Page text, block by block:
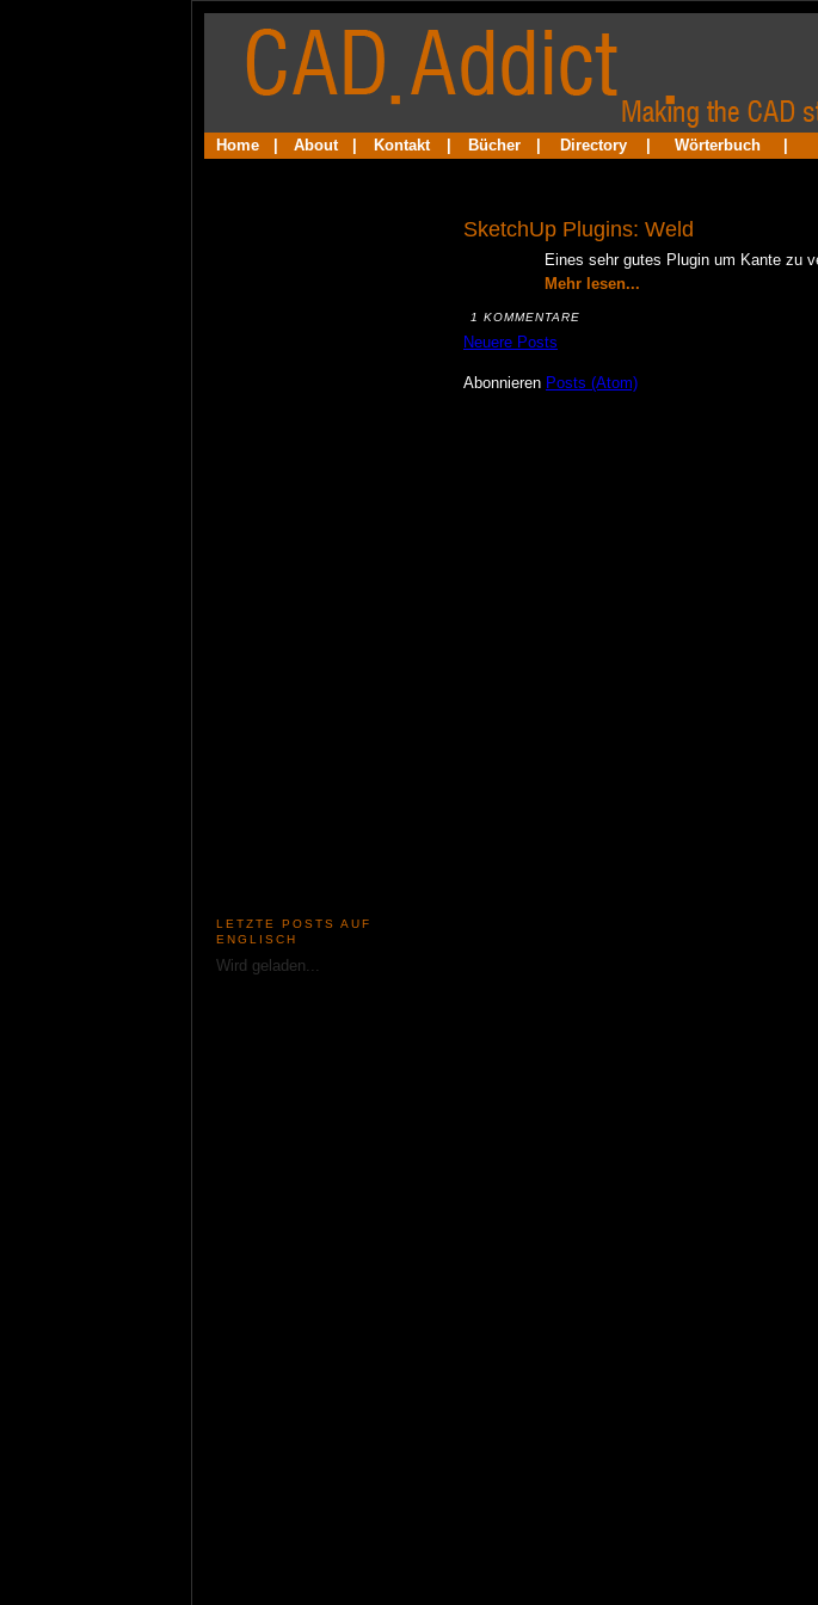
Home About Kontakt Bücher Directory Wörterbuch
SketchUp Plugins: Weld
Eines sehr gutes Plugin um Kante zu
Mehr lesen...
1 KOMMENTARE
Neuere Posts
Abonnieren Posts (Atom)
LETZTE POSTS AUF
ENGLISCH
Wird geladen...